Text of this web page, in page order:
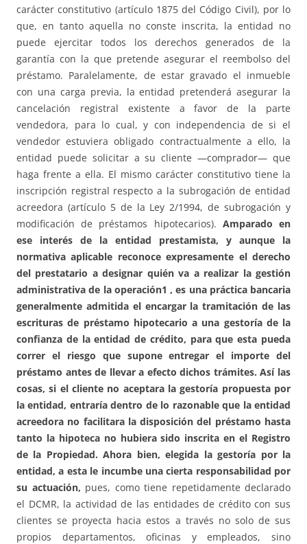
carácter constitutivo (artículo 1875 del Código Civil), por lo
que, en tanto aquella no conste inscrita, la entidad no
puede ejercitar todos los derechos generados de la
garantía con la que pretende asegurar el reembolso del
préstamo. Paralelamente, de estar gravado el inmueble
con una carga previa, la entidad pretenderá asegurar la
cancelación registral existente a favor de la parte
vendedora, para lo cual, y con independencia de si el
vendedor estuviera obligado contractualmente a ello, la
entidad puede solicitar a su cliente —comprador— que
haga frente a ella. El mismo carácter constitutivo tiene la
inscripción registral respecto a la subrogación de entidad
acreedora (artículo 5 de la Ley 2/1994, de subrogación y
modificación de préstamos hipotecarios). Amparado en
ese interés de la entidad prestamista, y aunque la
normativa aplicable reconoce expresamente el derecho
del prestatario a designar quién va a realizar la gestión
administrativa de la operación1 , es una práctica bancaria
generalmente admitida el encargar la tramitación de las
escrituras de préstamo hipotecario a una gestoría de la
confianza de la entidad de crédito, para que esta pueda
correr el riesgo que supone entregar el importe del
préstamo antes de llevar a efecto dichos trámites. Así las
cosas, si el cliente no aceptara la gestoría propuesta por
la entidad, entraría dentro de lo razonable que la entidad
acreedora no facilitara la disposición del préstamo hasta
tanto la hipoteca no hubiera sido inscrita en el Registro
de la Propiedad. Ahora bien, elegida la gestoría por la
entidad, a esta le incumbe una cierta responsabilidad por
su actuación, pues, como tiene repetidamente declarado
el DCMR, la actividad de las entidades de crédito con sus
clientes se proyecta hacia estos a través no solo de sus
propios departamentos, oficinas y empleados, sino